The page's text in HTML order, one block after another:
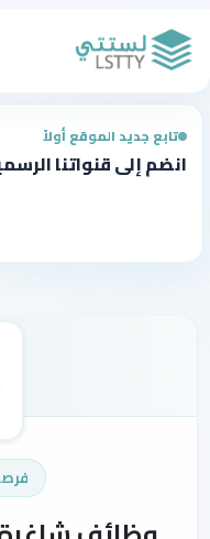
تابع جديد الموقع أولاً
انضم إلى قنواتنا